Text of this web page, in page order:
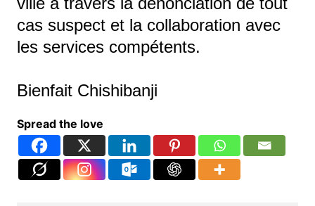
cas suspect et la collaboration avec
les services compétents.
Bienfait Chishibanji
Spread the love